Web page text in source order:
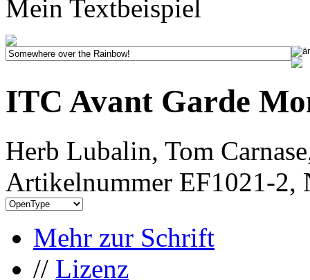
Mein Textbeispiel
ITC Avant Garde
Herb Lubalin, Tom
Artikelnummer EF1021-2,
Mehr zur Schrift
// Lizenz